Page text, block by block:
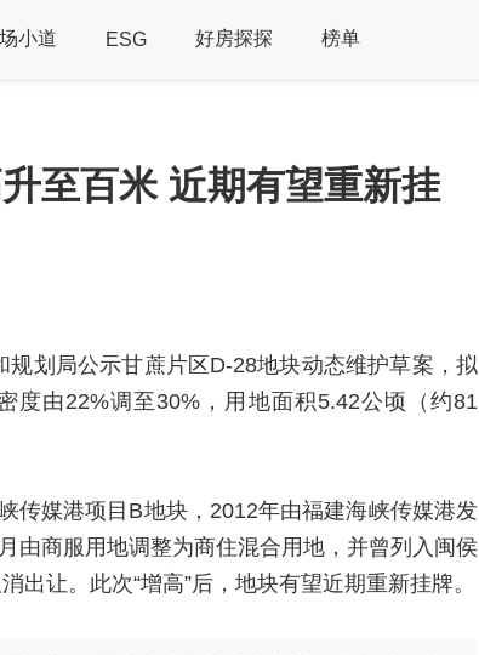
小道 ESG 好房探探 榜单
至百米 近期有望重新挂
规划局公示甘蔗片区D-28地块动态维护草案，拟
度由22%调至30%，用地面积5.42公顷（约81
传媒港项目B地块，2012年由福建海峡传媒港发
由商服用地调整为商住混合用地，并曾列入闽侯
出让。此次“增高”后，地块有望近期重新挂牌。